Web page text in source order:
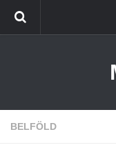
Tiszaújváros
BELFÖLD